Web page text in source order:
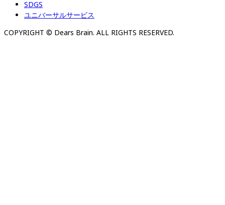
SDGS
ユニバーサルサービス
COPYRIGHT © Dears Brain. ALL RIGHTS RESERVED.